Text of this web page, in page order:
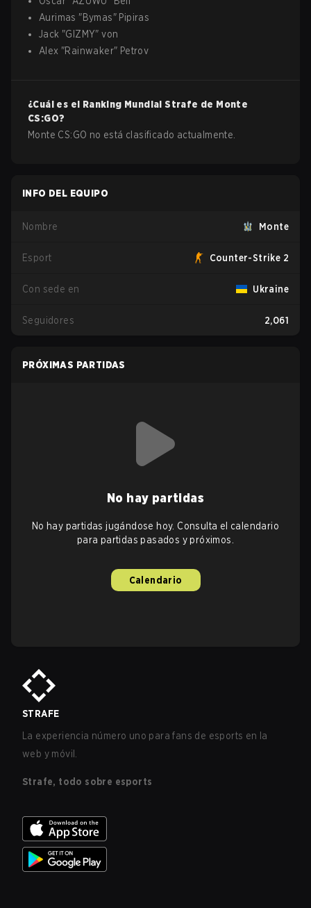
Aurimas "Bymas" Pipiras
Jack "GIZMY"von
Alex "Rainwaker" Petrov
¿Cuál es el Ranking Mundial Strafe de Monte
CS:GO?
Monte CS:GO no está clasificado actualmente.
INFO DEL EQUIPO
Nombre Monte
Esport Counter-Strike 2
Con sede en Ukraine
Seguidores 2,061
PRÓXIMAS PARTIDAS
No hay partidas
No hay partidas jugándose hoy. Consulta el calendario
para partidas pasados y próximos.
Calendario
STRAFE
La experiencia número uno para fans de esports en la
web y móvil.
Strafe, todo sobre esports